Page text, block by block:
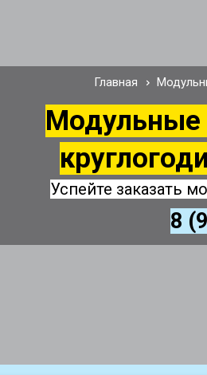
Главная
Модульные
Успейте заказать
8